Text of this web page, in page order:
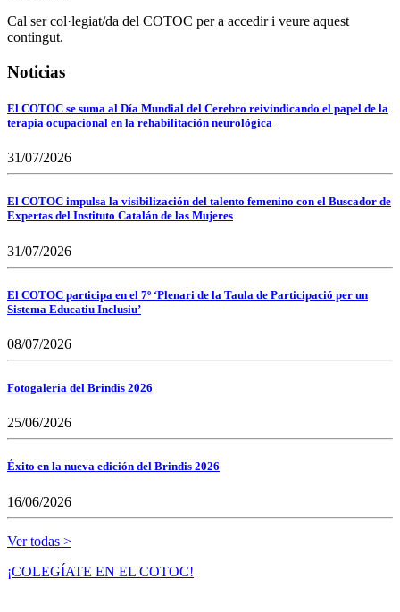
Cal ser col·legiat/da del COTOC per a accedir i veure aquest
contingut.
Noticias
El COTOC se suma al Día Mundial del Cerebro reivindicando el papel de la
terapia ocupacional en la rehabilitación neurológica
31/07/2026
El COTOC impulsa la visibilización del talento femenino con el Buscador de
Expertas del Instituto Catalán de las Mujeres
31/07/2026
El COTOC participa en el 7º ‘Plenari de la Taula de Participació per un
Sistema Educatiu Inclusiu’
08/07/2026
Fotogaleria del Brindis 2026
25/06/2026
Éxito en la nueva edición del Brindis 2026
16/06/2026
Ver todas >
¡COLEGÍATE EN EL COTOC!